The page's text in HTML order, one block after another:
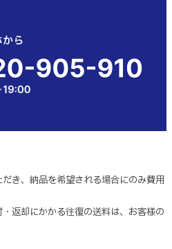
き、納品を希望される場合にのみ費用
返却にかかる往復の送料は、お客様の